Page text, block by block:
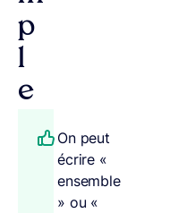
p
l
e
On peut
écrire «
ensemble
» ou «